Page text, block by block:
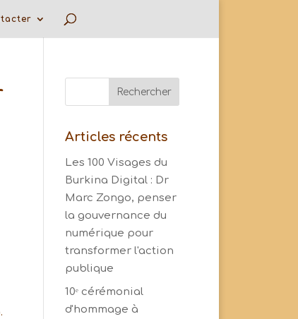
Articles récents
Les 100 Visages du
Burkina Digital : Dr
Marc Zongo, penser
la gouvernance du
numérique pour
transformer l'action
publique
10ᵉ cérémonial
d'hommage à